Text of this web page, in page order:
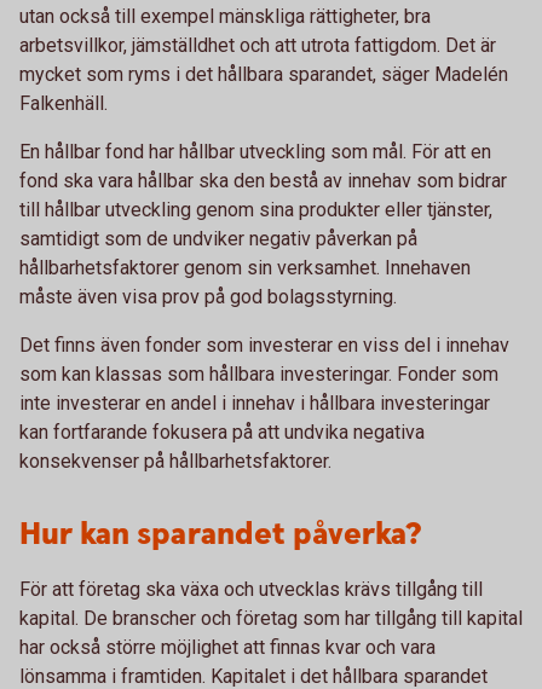
utan också till exempel mänskliga rättigheter, bra
arbetsvillkor, jämställdhet och att utrota fattigdom. Det är
mycket som ryms i det hållbara sparandet, säger Madelén
Falkenhäll.
En hållbar fond har hållbar utveckling som mål. För att en
fond ska vara hållbar ska den bestå av innehav som bidrar
till hållbar utveckling genom sina produkter eller tjänster,
samtidigt som de undviker negativ påverkan på
hållbarhetsfaktorer genom sin verksamhet. Innehaven
måste även visa prov på god bolagsstyrning.
Det finns även fonder som investerar en viss del i innehav
som kan klassas som hållbara investeringar. Fonder som
inte investerar en andel i innehav i hållbara investeringar
kan fortfarande fokusera på att undvika negativa
konsekvenser på hållbarhetsfaktorer.
Hur kan sparandet påverka?
För att företag ska växa och utvecklas krävs tillgång till
kapital. De branscher och företag som har tillgång till kapital
har också större möjlighet att finnas kvar och vara
lönsamma i framtiden. Kapitalet i det hållbara sparandet